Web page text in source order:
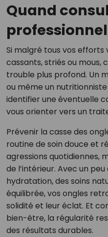
Quand
professionnel
Si malgré tous vos efforts
cassants, striés ou mous,
trouble plus profond. Un
ou même un
identifier une éventuelle
vous orienter vers un
Prévenir la casse des
routine de soin douce et
agressions quotidiennes,
de l’intérieur. Avec un
hydratation, des soins
équilibrée, vos ongles
solidité et leur éclat. Et
bien-être, la régularité
des résultats durables.